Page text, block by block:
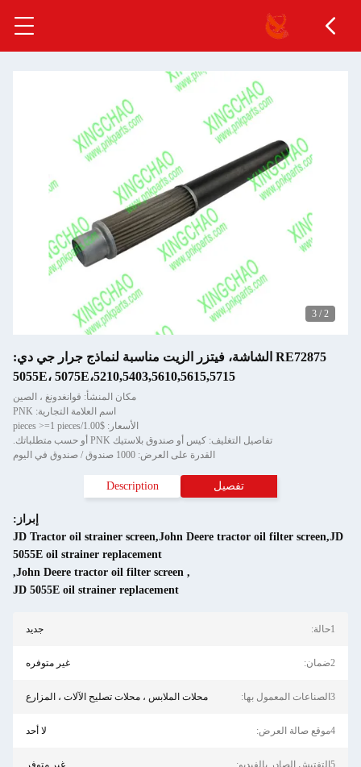
2
/
3
RE72875 الشاشة، فيتزر الزيت مناسبة لنماذج جرار جي دي:
5055E، 5075E،5210,5403,5610,5615,5715
مكان المنشأ: قوانغدونغ ، الصين
اسم العلامة التجارية: PNK
الأسعار: $1.00/pieces >=1 pieces
تفاصيل التغليف: كيس أو صندوق بلاستيك PNK أو حسب متطلباتك.
القدرة على العرض: 1000 صندوق / صندوق في اليوم
تفصيل Description
إبراز:
JD Tractor oil strainer screen,John Deere tractor oil filter screen,JD
5055E oil strainer replacement
,
John Deere tractor oil filter screen
,
JD 5055E oil strainer replacement
1حالة: جديد
2ضمان: غير متوفره
3الصناعات المعمول بها: محلات الملابس ، محلات تصليح الآلات ، المزارع
4موقع صالة العرض: لا أحد
5التفتيش الصادر بالفيديو: غير متوفر